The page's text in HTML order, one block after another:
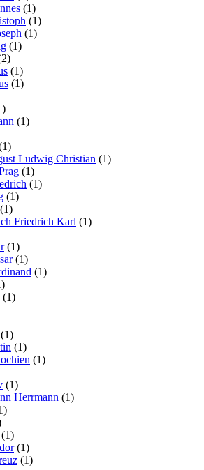
(1)
(1)
(1)
(1)
(1)
(1)
(1)
Ludwig Christian (1)
(1)
(1)
(1)
(1)
Friedrich Karl (1)
(1)
(1)
(1)
(1)
(1)
(1)
(1)
(1)
Herrmann (1)
(1)
(1)